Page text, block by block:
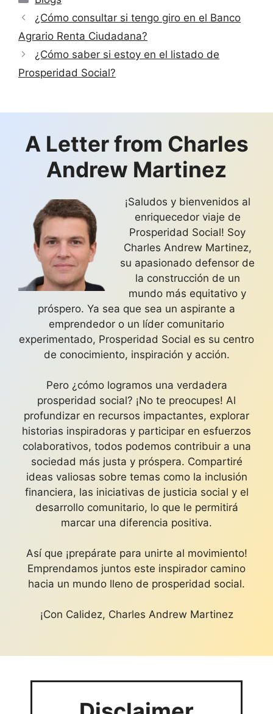
¿Cómo consultar si tengo giro en el Banco
Agrario Renta Ciudadana?
¿Cómo saber si estoy en el listado de
Prosperidad Social?
A Letter from Charles
Andrew Martinez
¡Saludos y bienvenidos al
enriquecedor viaje de
Prosperidad Social! Soy
Charles Andrew Martinez,
su apasionado defensor de
la construcción de un
mundo más equitativo y
próspero. Ya sea que sea un aspirante a
emprendedor o un líder comunitario
experimentado, Prosperidad Social es su centro
de conocimiento, inspiración y acción.
Pero ¿cómo logramos una verdadera
prosperidad social? ¡No te preocupes! Al
profundizar en recursos impactantes, explorar
historias inspiradoras y participar en esfuerzos
colaborativos, todos podemos contribuir a una
sociedad más justa y próspera. Compartiré
ideas valiosas sobre temas como la inclusión
financiera, las iniciativas de justicia social y el
desarrollo comunitario, lo que le permitirá
marcar una diferencia positiva.
Así que ¡prepárate para unirte al movimiento!
Emprendamos juntos este inspirador camino
hacia un mundo lleno de prosperidad social.
¡Con Calidez, Charles Andrew Martinez